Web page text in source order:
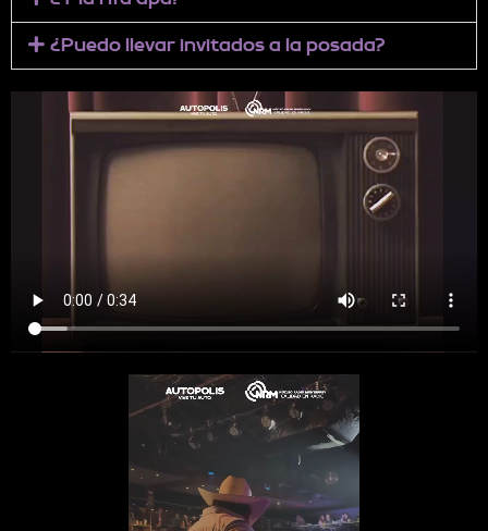
¿Puedo llevar invitados a la posada?